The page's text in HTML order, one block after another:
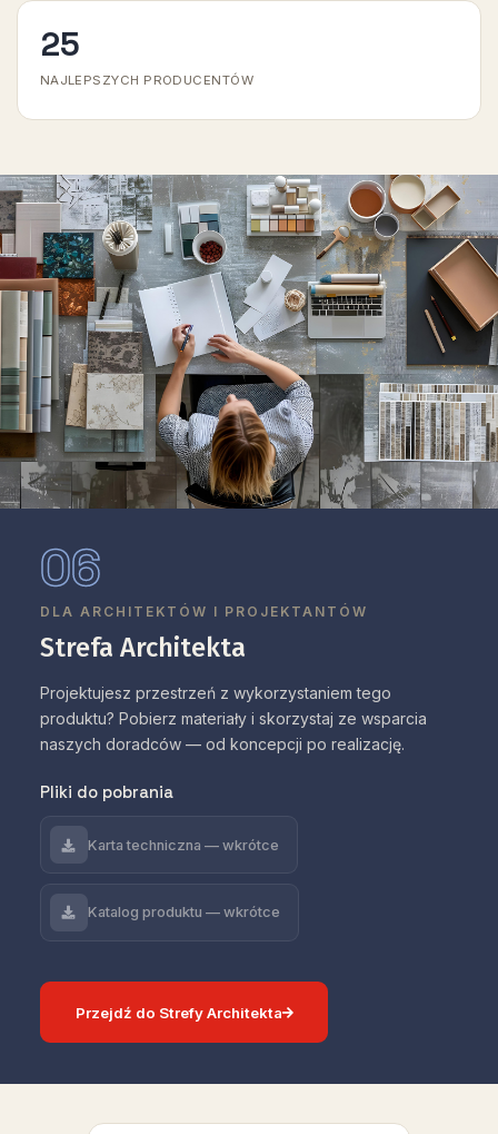
25
NAJLEPSZYCH PRODUCENTÓW
06
DLA ARCHITEKTÓW I PROJEKTANTÓW
Strefa Architekta
Projektujesz przestrzeń z wykorzystaniem tego
produktu? Pobierz materiały i skorzystaj ze wsparcia
naszych doradców — od koncepcji po realizację.
Pliki do pobrania
Karta techniczna — wkrótce
Katalog produktu — wkrótce
Przejdź do Strefy Architekta